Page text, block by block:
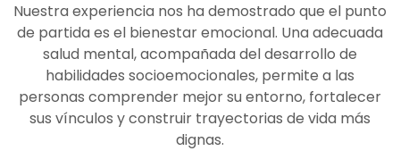
Nuestra experiencia nos ha demostrado que el punto
de partida es el bienestar emocional. Una adecuada
salud mental, acompañada del desarrollo de
habilidades socioemocionales, permite a las
personas comprender mejor su entorno, fortalecer
sus vínculos y construir trayectorias de vida más
dignas.